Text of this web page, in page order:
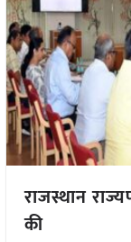
राजस्थान
की